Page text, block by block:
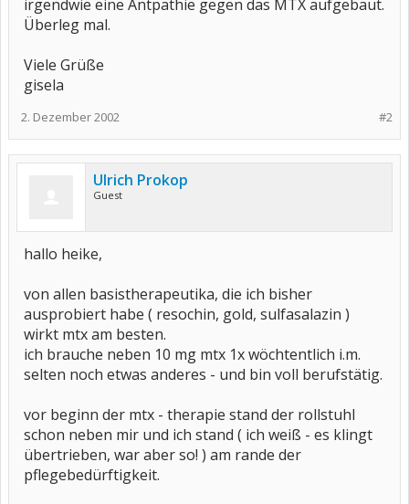
irgendwie eine Antpathie gegen das MTX aufgebaut.
Überleg mal.
Viele Grüße
gisela
#2
2. Dezember 2002
Ulrich Prokop
Guest
hallo heike,
von allen basistherapeutika, die ich bisher
ausprobiert habe ( resochin, gold, sulfasalazin )
wirkt mtx am besten.
ich brauche neben 10 mg mtx 1x wöchtentlich i.m.
selten noch etwas anderes - und bin voll berufstätig.
vor beginn der mtx - therapie stand der rollstuhl
schon neben mir und ich stand ( ich weiß - es klingt
übertrieben, war aber so! ) am rande der
pflegebedürftigkeit.